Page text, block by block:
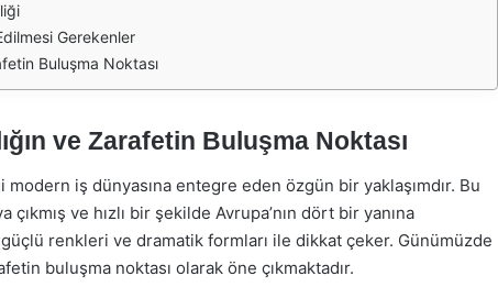
Gerekenler
Buluşma Noktası
ve Zarafetin Buluşma Noktası
iş dünyasına entegre eden özgün bir yaklaşımdır. Bu
çıkmış ve hızlı bir şekilde Avrupa’nın dört bir yanına
güçlü renkleri ve dramatik formları ile dikkat çeker. Günümüzde
buluşma noktası olarak öne çıkmaktadır.